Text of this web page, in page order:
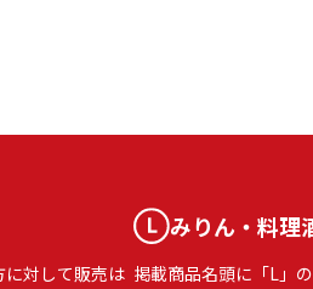
対して販売は
みりん・料理
掲載商品名頭に「L」